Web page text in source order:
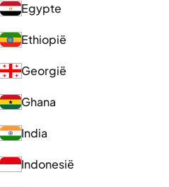
Egypte
Ethiopië
Georgië
Ghana
India
Indonesië